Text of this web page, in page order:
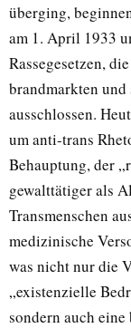
überging,
am 1. April 1933
Rassegesetzen,
brandmarkten
ausschlossen.
um anti-trans
Behauptung, der
gewalttätiger als
Transmenschen
medizinische
was nicht nur die
„existenzielle
sondern auch